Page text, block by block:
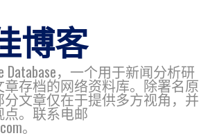
博客
Database，一个用于新闻分析研
存档的网络资料库。除署名原
文章仅在于提供多方视角，并
。联系电邮
。